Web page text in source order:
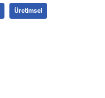
Üretimsel